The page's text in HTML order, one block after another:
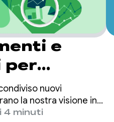
e
per
tuo
Google
nuovi
la nostra visione in
un luogo in cui le
4 minuti